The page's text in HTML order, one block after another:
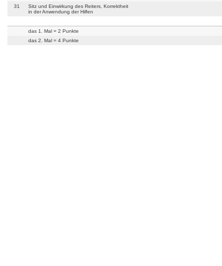
31
Sitz und Einwirkung des Reiters, Korrektheit
in der Anwendung der Hilfen
das 1. Mal = 2 Punkte
das 2. Mal = 4 Punkte